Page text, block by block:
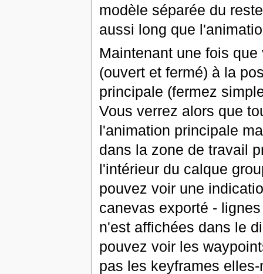
modèle séparée du
aussi long que
Maintenant une fois
(ouvert et fermé) à la
principale (fermez
Vous verrez alors que
l'animation principale
dans la zone de travail
l'intérieur du calque
pouvez voir une
canevas exporté -
n'est affichées dans le
pouvez voir les
pas les keyframes